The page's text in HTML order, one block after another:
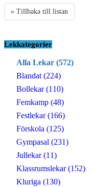
« Tillbaka till listan
Lekkategorier
Alla Lekar (572)
Blandat (224)
Bollekar (110)
Femkamp (48)
Festlekar (166)
Förskola (125)
Gympasal (231)
Jullekar (11)
Klassrumslekar (152)
Kluriga (130)